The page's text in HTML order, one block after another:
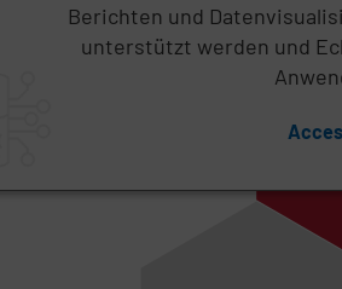
Berichten und
unterstützt werden und